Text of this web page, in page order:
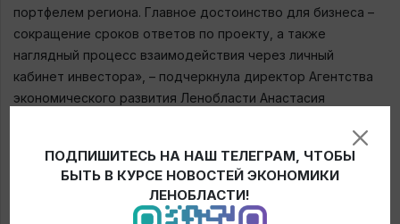
портфелем региона. Главное достоинство для бизнеса –
сокращение сроков ответов по проекту, а также
наглядный процесс взаимодействия через личный
кабинет инвестора», – подчеркнула директор Агентства
экономического развития Ленобласти Анастасия
ПОДПИШИТЕСЬ НА НАШ ТЕЛЕГРАМ, ЧТОБЫ
БЫТЬ В КУРСЕ НОВОСТЕЙ ЭКОНОМИКИ
ЛЕНОБЛАСТИ!